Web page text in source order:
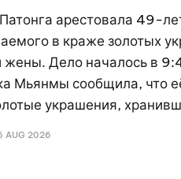
арестовала 49-
в краже золотых
Дело началось в
Мьянмы сообщила, что
украшения,
AUG 2026